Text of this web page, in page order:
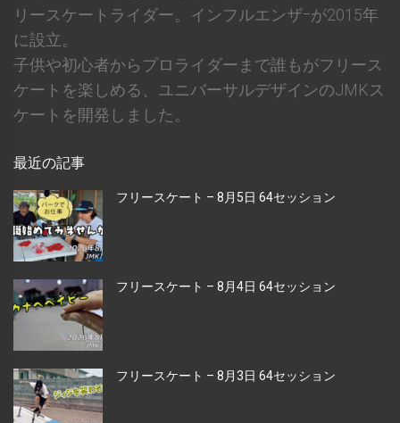
リースケートライダー。インフルエンザｰが2015年
に設立。
子供や初心者からプロライダーまで誰もがフリース
ケートを楽しめる、ユニバーサルデザインのJMKス
ケートを開発しました。
最近の記事
フリースケート – 8月5日 64セッション
フリースケート – 8月4日 64セッション
フリースケート – 8月3日 64セッション